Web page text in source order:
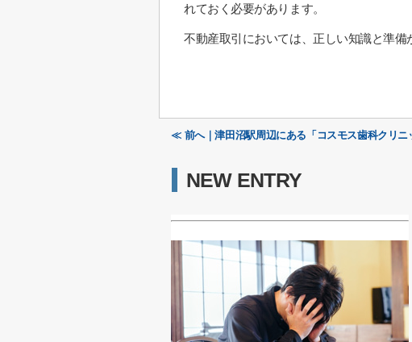
れておく必要があります。
不動産取引においては、正しい知識と準備
≪ 前へ｜津田沼駅周辺にある「コスモス歯科クリニ
NEW ENTRY